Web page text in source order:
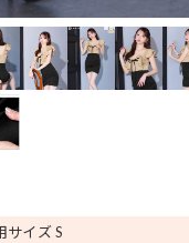
サイズ S